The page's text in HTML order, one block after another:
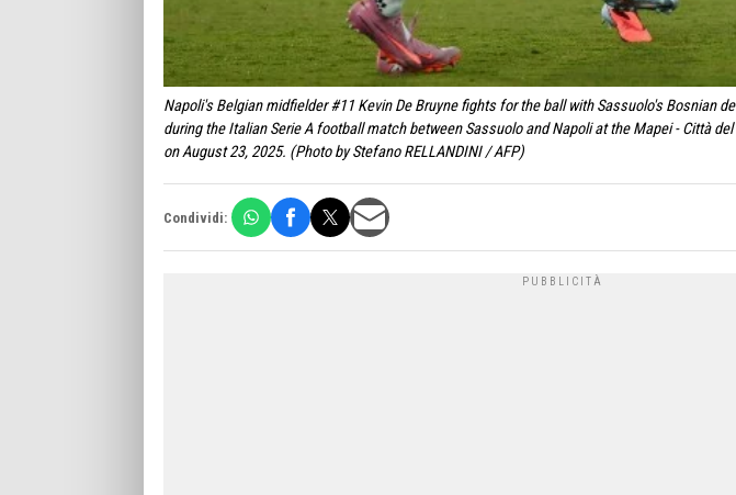
Napoli's Belgian midfielder #11 Kevin De Bruyne fights for the ball with Sassuolo's Bosnian
during the Italian Serie A football match between Sassuolo and Napoli at the Mapei - Città
on August 23, 2025. (Photo by Stefano RELLANDINI / AFP)
Condividi: